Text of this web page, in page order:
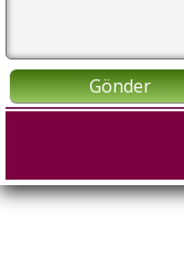
Gönder